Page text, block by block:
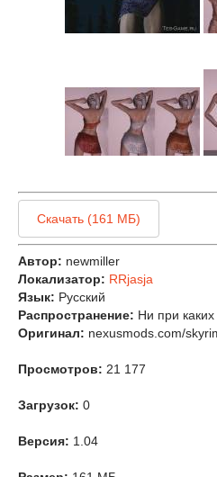
Скачать (161 МБ)
Автор: newmiller
Локализатор: RRjasja
Язык: Русский
Распространение: Ни при
Оригинал: nexusmods.com/
Просмотров: 21 177
Загрузок: 0
Версия: 1.04